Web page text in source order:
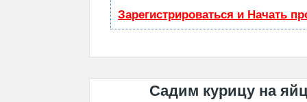
Зарегистрироваться и Начать
Садим курицу на